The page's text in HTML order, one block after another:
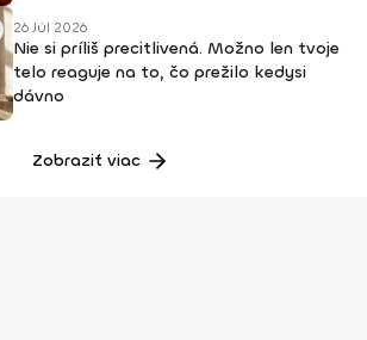
mg/) Kontakt:
26 Júl 2026
Nie si príliš precitlivená. Možno len tvoje
telo reaguje na to, čo prežilo kedysi
dávno
Zobraziť viac